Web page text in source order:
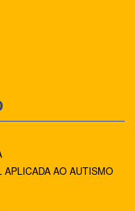
APLICADA AO AUTISMO